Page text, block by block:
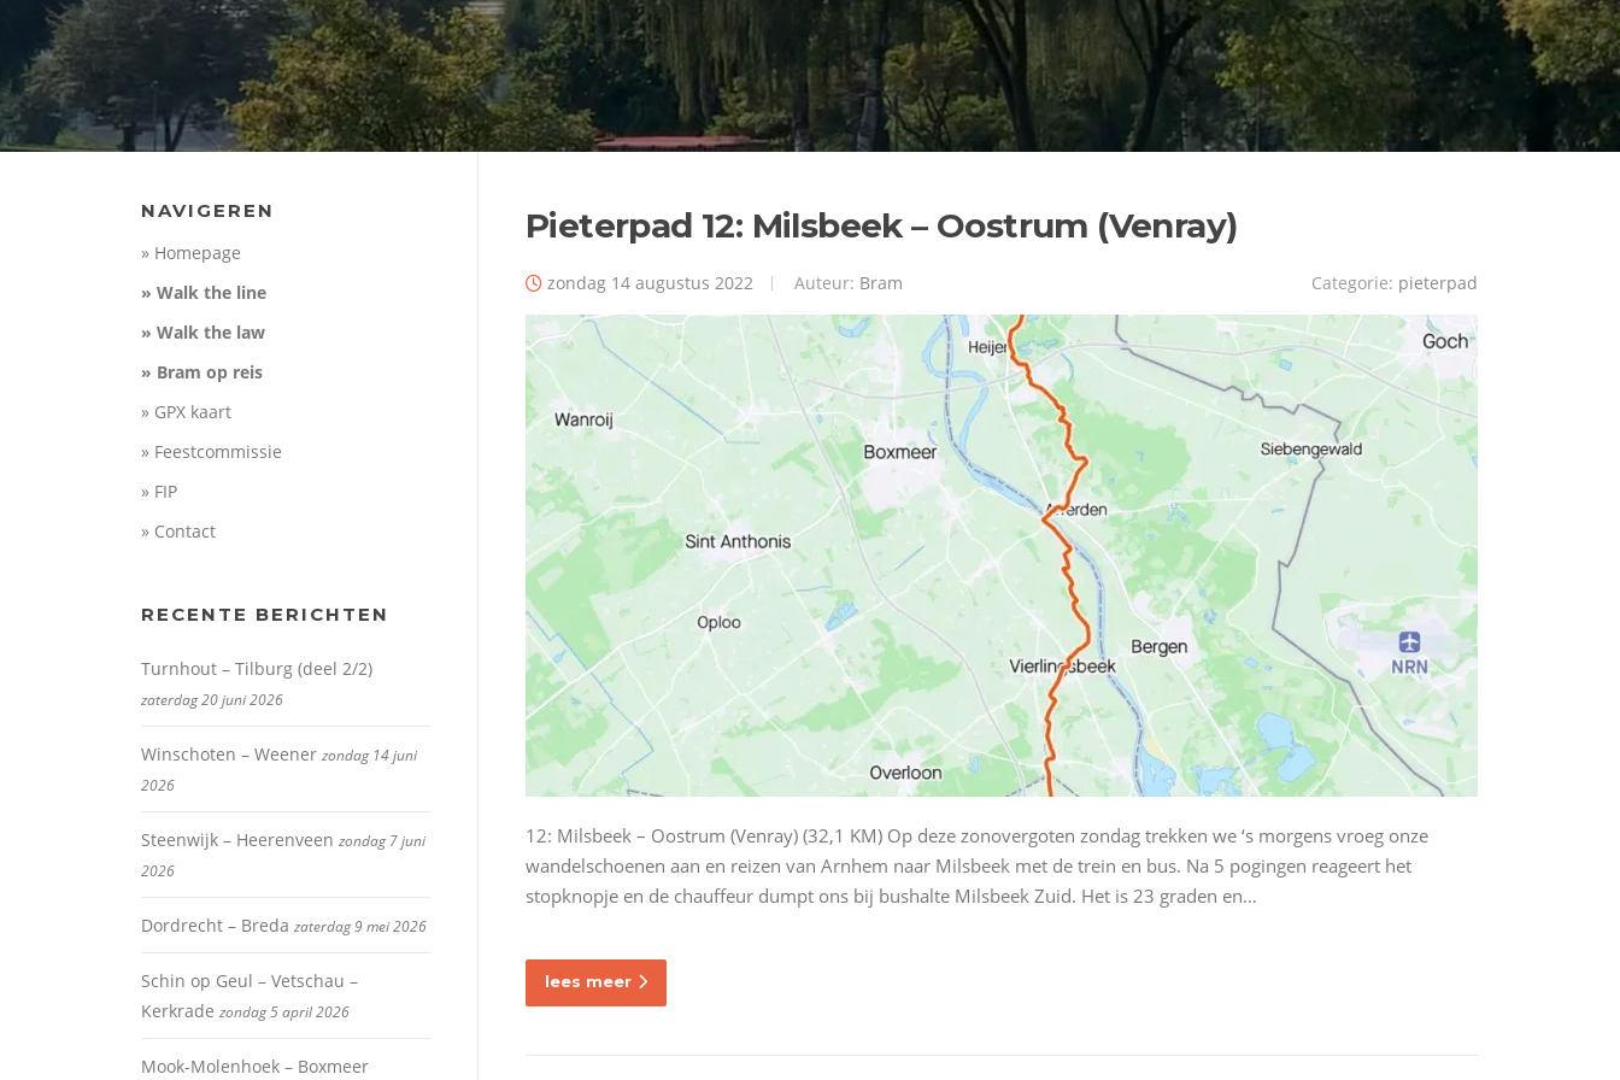
Pieterpad 12: Milsbeek – Oostrum (Venray)
zondag 14 augustus 2022 Auteur: Bram Categorie: pieterpad
12: Milsbeek – Oostrum (Venray) (32,1 KM) Op deze zonovergoten zondag trekken we ‘s morgens vroeg onze
wandelschoenen aan en reizen van Arnhem naar Milsbeek met de trein en bus. Na 5 pogingen reageert het
stopknopje en de chauffeur dumpt ons bij bushalte Milsbeek Zuid. Het is 23 graden en…
lees meer
NAVIGEREN
» Homepage
» Walk the line
» Walk the law
» Bram op reis
» GPX kaart
» Feestcommissie
» FIP
» Contact
RECENTE BERICHTEN
Turnhout – Tilburg (deel 2/2)
zaterdag 20 juni 2026
Winschoten – Weener zondag 14 juni
2026
Steenwijk – Heerenveen zondag 7 juni
2026
Dordrecht – Breda zaterdag 9 mei 2026
Schin op Geul – Vetschau –
Kerkrade zondag 5 april 2026
Mook-Molenhoek – Boxmeer